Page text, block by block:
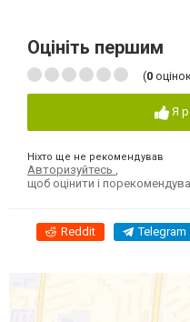
Оцініть першим
(0
Я
Ніхто ще не рекомендував
Авторизуйтесь ,
щоб оцінити і
Reddit Telegram